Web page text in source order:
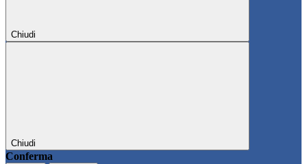
Chiudi
Chiudi
Conferma